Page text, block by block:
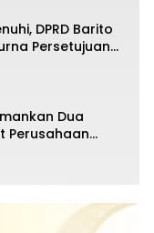
DPRD Barito
Persetujuan
APBD
Dua
Perusahaan
Paket Diduga